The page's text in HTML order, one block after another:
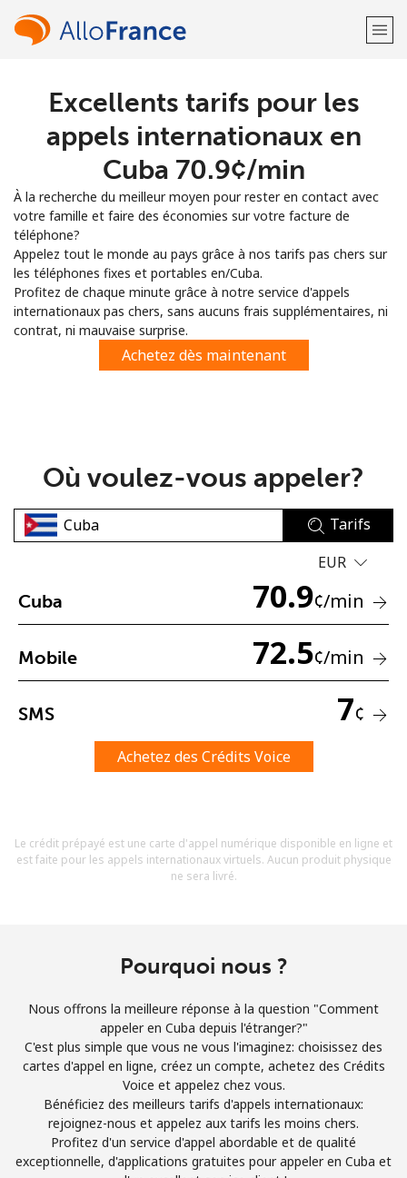
Bienvenue!
Vous avez déjà un compte?
S'enregistrer avec
ou
Une lettre majuscule et une lettre minuscule
S'inscrire
Bonjour!
Identifiez-vous ou INSCRIVEZ-VOUS →
Rappel du mot de passe →
Excellents tarifs pour les
appels internationaux en
Cuba ⁦70.9¢⁩/min
À la recherche du meilleur moyen pour rester en contact avec
votre famille et faire des économies sur votre facture de
téléphone?
Appelez tout le monde au pays grâce à nos tarifs pas chers sur
les téléphones fixes et portables en/Cuba.
Profitez de chaque minute grâce à notre service d'appels
internationaux pas chers, sans aucuns frais supplémentaires, ni
contrat, ni mauvaise surprise.
Achetez dès maintenant
Où voulez-vous appeler?
Tarifs
EUR
Cuba 70.9¢/min
Mobile 72.5¢/min
SMS 7¢
Achetez des Crédits Voice
Le crédit prépayé est une carte d'appel numérique disponible en ligne et
est faite pour les appels internationaux virtuels. Aucun produit physique
ne sera livré.
Pourquoi nous ?
Nous offrons la meilleure réponse à la question "Comment
appeler en Cuba depuis l'étranger?"
C'est plus simple que vous ne vous l'imaginez: choisissez des
cartes d'appel en ligne, créez un compte, achetez des Crédits
Voice et appelez chez vous.
Bénéficiez des meilleurs tarifs d'appels internationaux:
rejoignez-nous et appelez aux tarifs les moins chers.
Profitez d'un service d'appel abordable et de qualité
exceptionnelle, d'applications gratuites pour appeler en Cuba et